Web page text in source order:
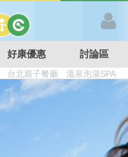
好康優惠 討論區
台北親子餐廳
溫泉泡湯SPA
日本親子景點